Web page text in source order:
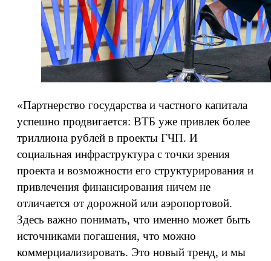
«Партнерство государства и частного капитала
успешно продвигается: ВТБ уже привлек более
триллиона рублей в проекты ГЧП. И
социальная инфраструктура с точки зрения
проекта и возможности его структурирования и
привлечения финансирования ничем не
отличается от дорожной или аэропортовой.
Здесь важно понимать, что именно может быть
источниками погашения, что можно
коммерциализировать. Это новый тренд, и мы